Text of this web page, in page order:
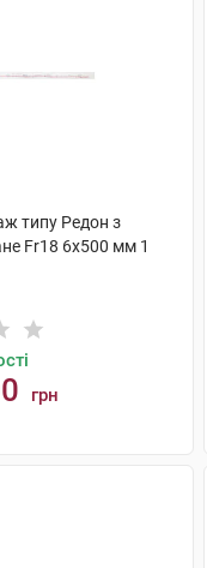
типу Редон з
Fr18 6х500 мм 1
грн